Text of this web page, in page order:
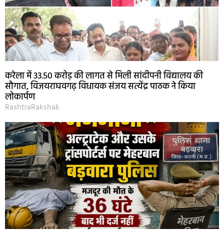
करेला में 33.50 करोड़ की लागत से मिली सांदीपनी विद्यालय की
सौगात, विजयराघवगढ़ विधायक संजय सत्येंद्र पाठक ने किया
लोकार्पण
RashtraRakshak